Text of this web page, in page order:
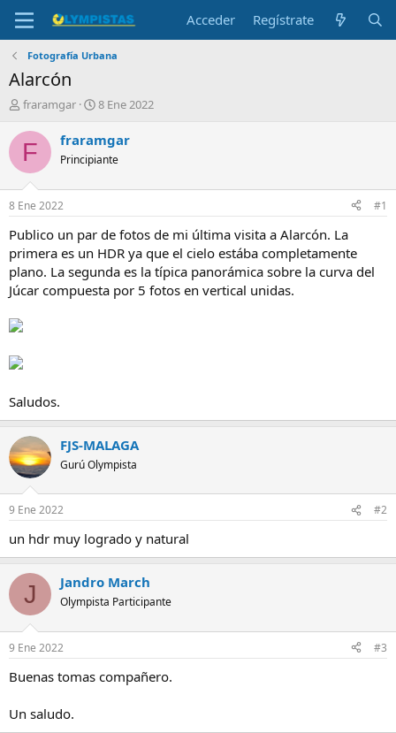
Acceder Regístrate
Fotografía Urbana
Alarcón
I
i
c
a
d
o
r
d
e
l
t
m
fraramgar
F
c
a
i
n
i
c
i
o
8 Ene 2022
F fraramgar
Principiante
8 Ene 2022 #1
Publico un par de fotos de mi última visita a Alarcón. La
primera es un HDR ya que el cielo estába completamente
plano. La segunda es la típica panorámica sobre la curva del
Júcar compuesta por 5 fotos en vertical unidas.
Saludos.
FJS-MALAGA
Gurú Olympista
9 Ene 2022 #2
un hdr muy logrado y natural
J Jandro March
Olympista Participante
9 Ene 2022 #3
Buenas tomas compañero.
Un saludo.